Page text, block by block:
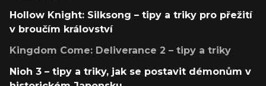
Hollow Knight: Silksong – tipy a triky pro přežití
v broučím království
Kingdom Come: Deliverance 2 – tipy a triky
Nioh 3 – tipy a triky, jak se postavit démonům v